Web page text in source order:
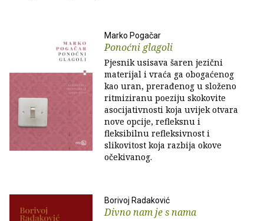
Marko Pogačar
Ponoćni glagoli
Pjesnik usisava šaren jezični
materijal i vraća ga obogaćenog
kao uran, prerađenog u složeno
ritmiziranu poeziju skokovite
asocijativnosti koja uvijek otvara
nove opcije, refleksnu i
fleksibilnu refleksivnost i
slikovitost koja razbija okove
očekivanog.
Borivoj Radaković
Divno nam je s nama